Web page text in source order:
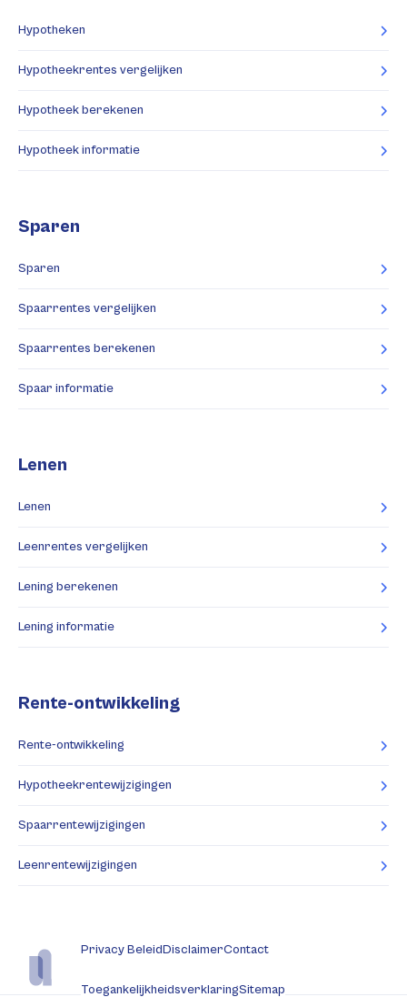
Hypotheken
Hypotheekrentes vergelijken
Hypotheek berekenen
Hypotheek informatie
Sparen
Sparen
Spaarrentes vergelijken
Spaarrentes berekenen
Spaar informatie
Lenen
Lenen
Leenrentes vergelijken
Lening berekenen
Lening informatie
Rente-ontwikkeling
Rente-ontwikkeling
Hypotheekrentewijzigingen
Spaarrentewijzigingen
Leenrentewijzigingen
Privacy BeleidDisclaimerContact
ToegankelijkheidsverklaringSitemap